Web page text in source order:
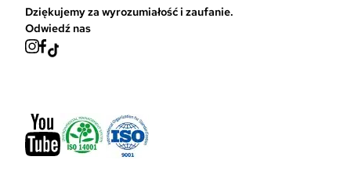
Dziękujemy za wyrozumiałość i zaufanie.
Odwiedź nas